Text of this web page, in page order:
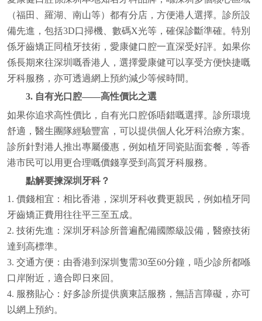
（福田、羅湖、南山等）都有分店，方便港人選擇。診所設
備先進，包括3D口掃機、數碼X光等，確保診斷準確。特別
係牙齒矯正同植牙技術，愛康健口腔一直深受好評。如果你
係長期來往深圳嘅香港人，選擇愛康健可以享受方便快捷嘅
牙科服務，亦可透過網上預約減少等候時間。
3. 自有光口腔——高性價比之選
如果你追求高性價比，自有光口腔係唔錯嘅選擇。診所環境
舒適，醫生團隊經驗豐富，可以提供個人化牙科治療方案。
診所針對港人推出專屬優惠，例如植牙同瓷貼面套餐，等香
港市民可以用更合理嘅價錢享受到高質牙科服務。
點解要揀深圳牙科？
1. 價錢相宜：相比香港，深圳牙科收費更親民，例如植牙同
牙齒矯正費用往往平三至五成。
2. 技術先進：深圳牙科診所普遍配備國際級設備，醫療技術
達到高標準。
3. 交通方便：由香港到深圳隻需30至60分鐘，唔少診所都喺
口岸附近，適合即日來回。
4. 服務貼心：好多診所提供廣東話服務，無語言障礙，亦可
以網上預約。